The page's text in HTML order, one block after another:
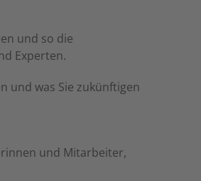
und so die
Experten.
und was Sie zukünftigen
und Mitarbeiter,